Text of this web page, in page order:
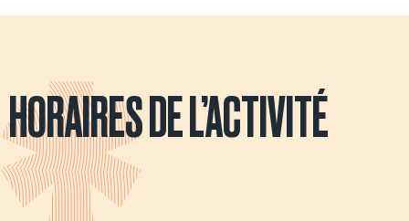
HORAIRES DE L’ACTIVITÉ